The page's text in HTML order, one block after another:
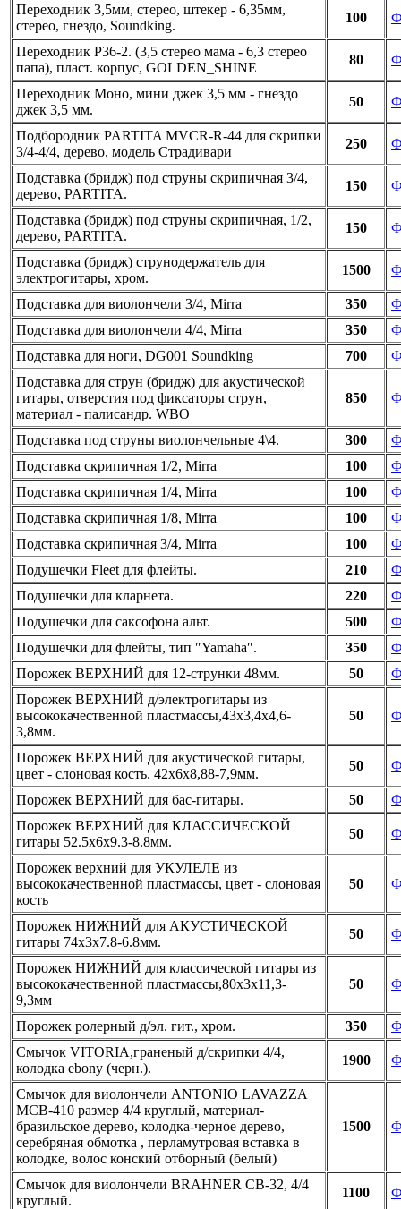
Переходник 3,5мм, стерео, штекер - 6,35мм,
стерео, гнездо, Soundking.
100
Переходник P36-2. (3,5 стерео мама - 6,3 стерео
папа), пласт. корпус, GOLDEN_SHINE
80
Переходник Моно, мини джек 3,5 мм - гнездо
джек 3,5 мм.
50
Подбородник PARTITA MVCR-R-44 для скрипки
3/4-4/4, дерево, модель Страдивари
250
Подставка (бридж) под струны скрипичная 3/4,
дерево, PARTITA.
150
Подставка (бридж) под струны скрипичная, 1/2,
дерево, PARTITA.
150
Подставка (бридж) струнодержатель для
электрогитары, хром.
1500
Подставка для виолончели 3/4, Mirra 350
Подставка для виолончели 4/4, Mirra
350
Подставка для ноги, DG001 Soundking
700
Подставка для струн (бридж) для акустической
гитары, отверстия под фиксаторы струн,
материал - палисандр. WBO
850
Подставка под струны виолончельные 4\4. 300
Подставка скрипичная 1/2, Mirra
100
Подставка скрипичная 1/4, Mirra
100
Подставка скрипичная 1/8, Mirra
100
Подставка скрипичная 3/4, Mirra
100
Подушечки Fleet для флейты.
210
Подушечки для кларнета.
220
Подушечки для саксофона альт.
500
Подушечки для флейты, тип ″Yamaha″.
350
Порожек ВЕРХНИЙ для 12-струнки 48мм.
50
Порожек ВЕРХНИЙ д/электрогитары из
высококачественной пластмассы,43х3,4х4,6-
3,8мм.
50
Порожек ВЕРХНИЙ для акустической гитары,
цвет - слоновая кость. 42х6х8,88-7,9мм.
50
Порожек ВЕРХНИЙ для бас-гитары. 50
Порожек ВЕРХНИЙ для КЛАССИЧЕСКОЙ
гитары 52.5х6х9.3-8.8мм.
50
Порожек верхний для УКУЛЕЛЕ из
высококачественной пластмассы, цвет - слоновая
кость
50
Порожек НИЖНИЙ для АКУСТИЧЕСКОЙ
гитары 74х3х7.8-6.8мм.
50
Порожек НИЖНИЙ для классической гитары из
высококачественной пластмассы,80х3х11,3-
9,3мм
50
Порожек ролерный д/эл. гит., хром. 350
Смычок VITORIA,граненый д/скрипки 4/4,
колодка еbony (черн.).
1900
Смычок для виолончели ANTONIO LAVAZZA
MCB-410 размер 4/4 круглый, материал-
бразильское дерево, колодка-черное дерево,
серебряная обмотка , перламутровая вставка в
колодке, волос конский отборный (белый)
1500
Смычок для виолончели BRAHNER CB-32, 4/4
круглый.
1100